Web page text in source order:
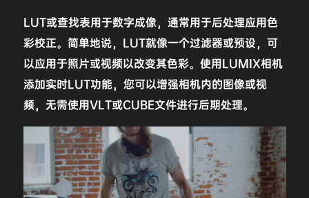
LUT或查找表用于数字成像，通常用于后处理应用色
彩校正。简单地说，LUT就像一个过滤器或预设，可
以应用于照片或视频以改变其色彩。使用LUMIX相机
添加实时LUT功能，您可以增强相机内的图像或视
频，无需使用VLT或CUBE文件进行后期处理。